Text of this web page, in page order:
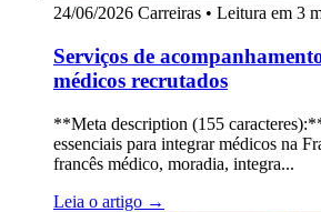
24/06/2026 Carreiras • Leitura em 3
Serviços de
médicos recrutados
**Meta description (155
essenciais para integrar médicos na
francês médico, moradia, integra...
Leia o artigo →